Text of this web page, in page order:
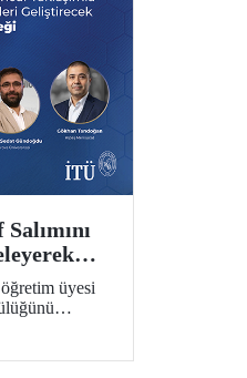
üyesi
Polyester
Koşullarına
Maruziyeti ve